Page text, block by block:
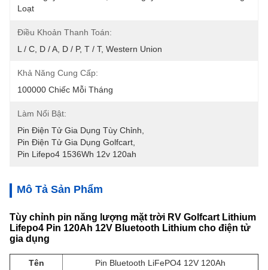
Loạt
Điều Khoản Thanh Toán:
L / C, D / A, D / P, T / T, Western Union
Khả Năng Cung Cấp:
100000 Chiếc Mỗi Tháng
Làm Nổi Bật:
Pin Điện Tử Gia Dụng Tùy Chỉnh
Pin Điện Tử Gia Dụng Golfcart
Pin Lifepo4 1536Wh 12v 120ah
Mô Tả Sản Phẩm
Tùy chỉnh pin năng lượng mặt trời RV Golfcart Lithium
Lifepo4 Pin 120Ah 12V Bluetooth Lithium cho điện tử
gia dụng
Tên Pin Bluetooth LiFePO4 12V 120Ah